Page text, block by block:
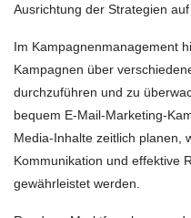
Ausrichtung der Strategien
Im Kampagnenmanagement
Kampagnen über
durchzuführen und zu
bequem E-Mail-Marketing-
Media-Inhalte zeitlich planen,
Kommunikation und effektive
gewährleistet werden.